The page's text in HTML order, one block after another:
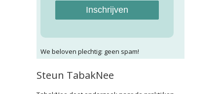
Inschrijven
We beloven plechtig: geen spam!
Steun TabakNee